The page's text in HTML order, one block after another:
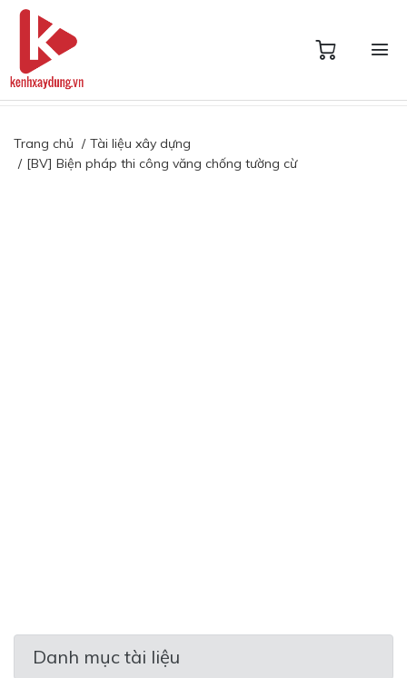
Trang chủ
Tài liệu xây dựng
[BV] Biện pháp thi công văng chống tường cừ
Danh mục tài liệu